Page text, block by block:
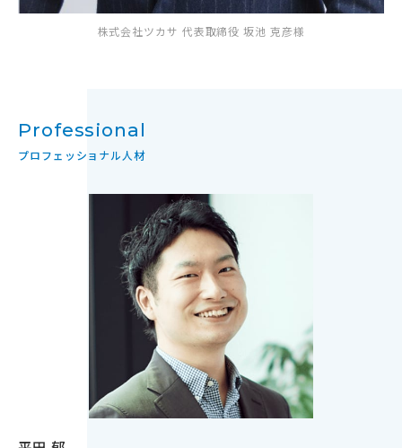
株式会社ツカサ 代表取締役 坂池 克彦様
Professional
プロフェッショナル人材